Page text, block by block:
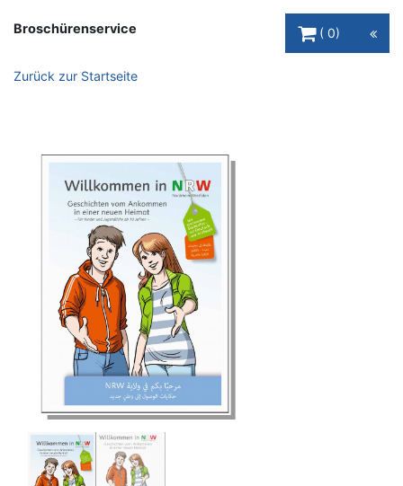
Broschürenservice
0
Zurück zur Startseite